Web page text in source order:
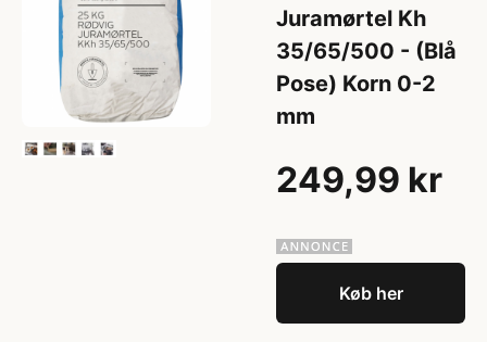
Juramørtel Kh
35/65/500 - (Blå
Pose) Korn 0-2
mm
249,99 kr
Køb her